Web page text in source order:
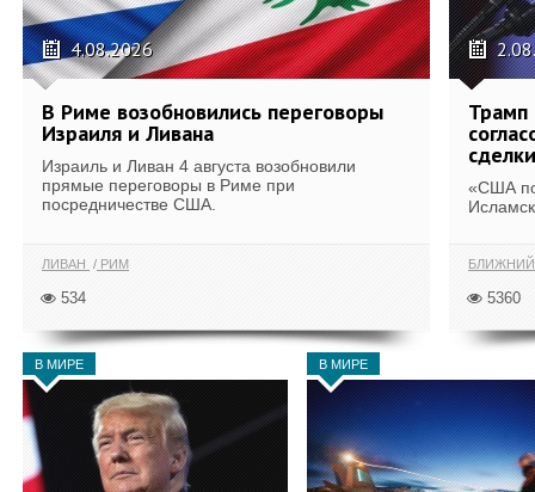
4.08.2026
В Риме возобновились переговоры
Израиля и Ливана
Израиль и Ливан 4 августа возобновили
прямые переговоры в Риме при
посредничестве США.
ЛИВАН РИМ
534
Трамп
сделки
«США
5360
В МИРЕ В МИРЕ